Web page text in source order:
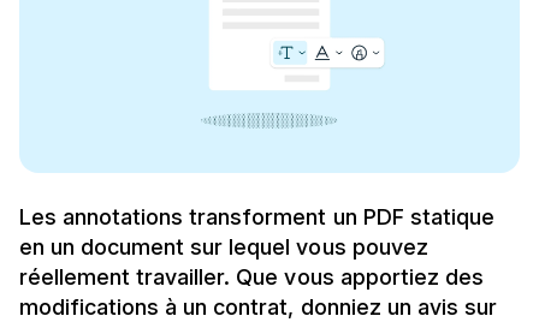
Les annotations transforment un PDF statique
en un document sur lequel vous pouvez
réellement travailler. Que vous apportiez des
modifications à un contrat, donniez un avis sur